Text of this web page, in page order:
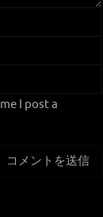
I post a